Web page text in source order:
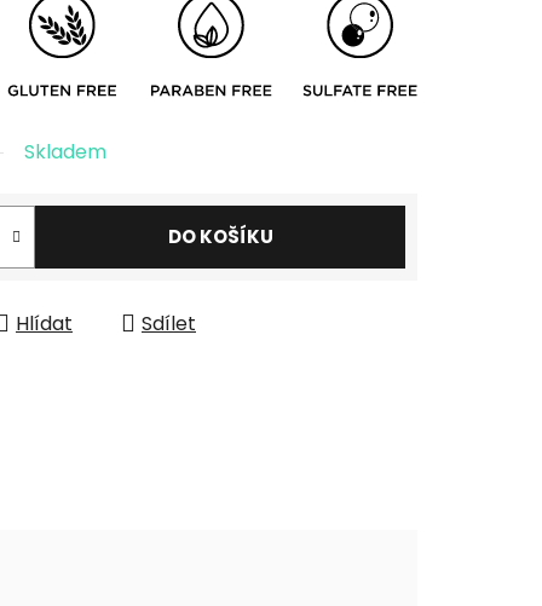
Skladem
DO KOŠÍKU
Hlídat Sdílet